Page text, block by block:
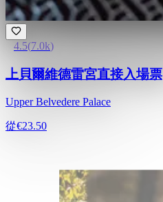
4.5(7.0k)
上貝爾維德雷宮直接入場票
Upper Belvedere Palace
從€23.50